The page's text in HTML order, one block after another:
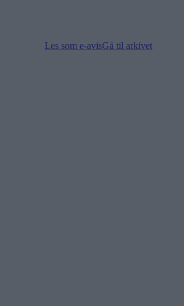
Les som e-avisGå til arkivet